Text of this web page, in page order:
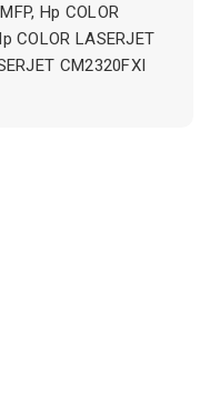
Hp COLOR
COLOR LASERJET
CM2320FXI